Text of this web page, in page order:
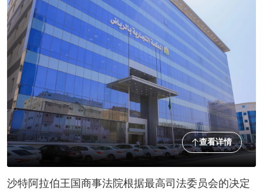
查看详情
沙特阿拉伯王国商事法院根据最高司法委员会的决定